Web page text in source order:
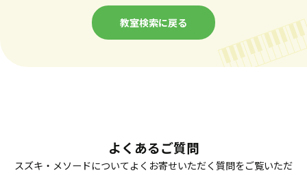
教室検索に戻る
よくあるご質問
スズキ・メソードについてよくお寄せいただく質問をご覧いただ